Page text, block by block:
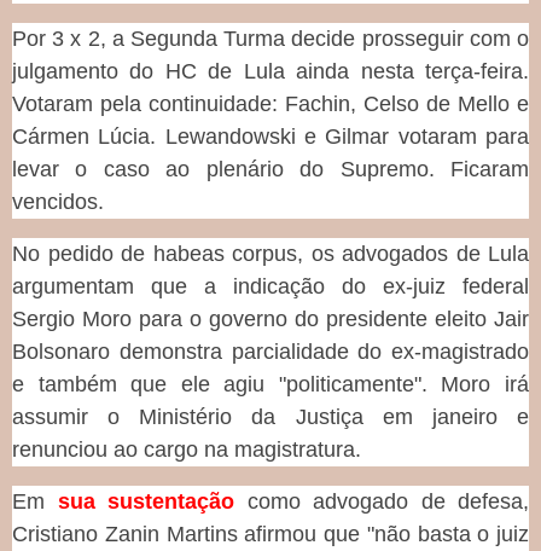
Por 3 x 2, a Segunda Turma decide prosseguir com o
julgamento do HC de Lula ainda nesta terça-feira.
Votaram pela continuidade: Fachin, Celso de Mello e
Cármen Lúcia. Lewandowski e Gilmar votaram para
levar o caso ao plenário do Supremo. Ficaram
vencidos.
No pedido de habeas corpus, os advogados de Lula
argumentam que a indicação do ex-juiz federal
Sergio Moro para o governo do presidente eleito Jair
Bolsonaro demonstra parcialidade do ex-magistrado
e também que ele agiu "politicamente". Moro irá
assumir o Ministério da Justiça em janeiro e
renunciou ao cargo na magistratura.
Em sua sustentação como advogado de defesa,
Cristiano Zanin Martins afirmou que "não basta o juiz